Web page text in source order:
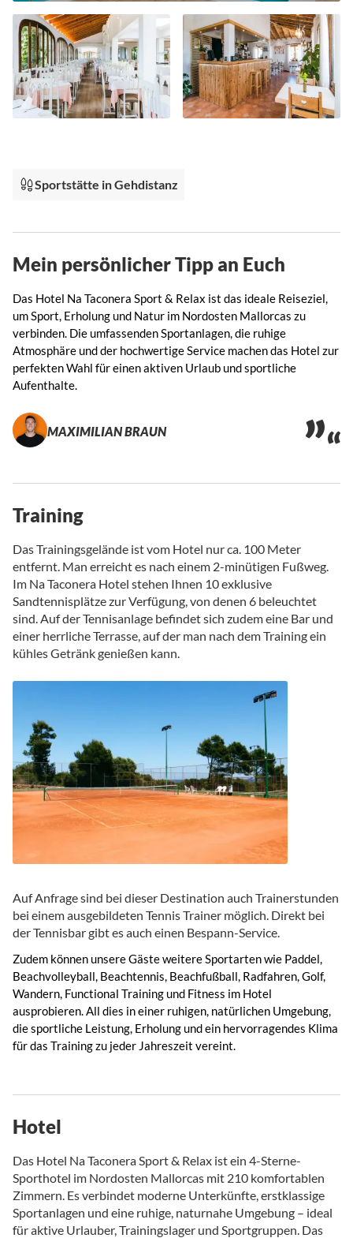
Bildgalerie
springen
Sportstätte in Gehdistanz
Mein persönlicher Tipp an Euch
Das Hotel Na Taconera Sport & Relax ist das ideale Reiseziel,
um Sport, Erholung und Natur im Nordosten Mallorcas zu
verbinden. Die umfassenden Sportanlagen, die ruhige
Atmosphäre und der hochwertige Service machen das Hotel zur
perfekten Wahl für einen aktiven Urlaub und sportliche
Aufenthalte.
MAXIMILIAN BRAUN
Training
Das Trainingsgelände ist vom Hotel nur ca. 100 Meter
entfernt. Man erreicht es nach einem 2-minütigen Fußweg.
Im Na Taconera Hotel stehen Ihnen 10 exklusive
Sandtennisplätze zur Verfügung, von denen 6 beleuchtet
sind. Auf der Tennisanlage befindet sich zudem eine Bar und
einer herrliche Terrasse, auf der man nach dem Training ein
kühles Getränk genießen kann.
Auf Anfrage sind bei dieser Destination auch Trainerstunden
bei einem ausgebildeten Tennis Trainer möglich. Direkt bei
der Tennisbar gibt es auch einen Bespann-Service.
Zudem können unsere Gäste weitere Sportarten wie Paddel,
Beachvolleyball, Beachtennis, Beachfußball, Radfahren, Golf,
Wandern, Functional Training und Fitness im Hotel
ausprobieren. All dies in einer ruhigen, natürlichen Umgebung,
die sportliche Leistung, Erholung und ein hervorragendes Klima
für das Training zu jeder Jahreszeit vereint.
Hotel
Das Hotel Na Taconera Sport & Relax ist ein 4-Sterne-
Sporthotel im Nordosten Mallorcas mit 210 komfortablen
Zimmern. Es verbindet moderne Unterkünfte, erstklassige
Sportanlagen und eine ruhige, naturnahe Umgebung – ideal
für aktive Urlauber, Trainingslager und Sportgruppen. Das